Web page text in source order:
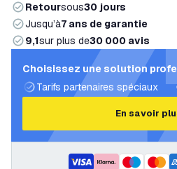
Retoursous30 jours
Jusqu’à7 ans de garantie
9,1sur plus de30 000 avis
Choisissez une solution
Tarifs partenaires spéciaux
En savoir